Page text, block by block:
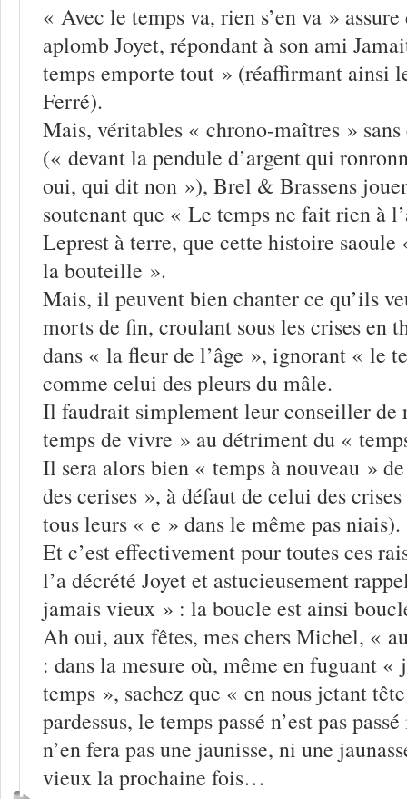
« Avec le temps va, rien s’en va »
aplomb Joyet, répondant à son ami
temps emporte tout » (réaffirmant ainsi
Ferré).
Mais, véritables « chrono-maîtres »
(« devant la pendule d’argent qui
oui, qui dit non »), Brel & Brassens
soutenant que « Le temps ne fait rien à
Leprest à terre, que cette histoire
la bouteille ».
Mais, il peuvent bien chanter ce qu’ils
morts de fin, croulant sous les crises en
dans « la fleur de l’âge », ignorant « le
comme celui des pleurs du mâle.
Il faudrait simplement leur conseiller de
temps de vivre » au détriment du «
Il sera alors bien « temps à nouveau »
des cerises », à défaut de celui des
tous leurs « e » dans le même pas niais).
Et c’est effectivement pour toutes ces
l’a décrété Joyet et astucieusement
jamais vieux » : la boucle est ainsi
Ah oui, aux fêtes, mes chers Michel, «
: dans la mesure où, même en fuguant «
temps », sachez que « en nous jetant
pardessus, le temps passé n’est pas
n’en fera pas une jaunisse, ni une
vieux la prochaine fois…